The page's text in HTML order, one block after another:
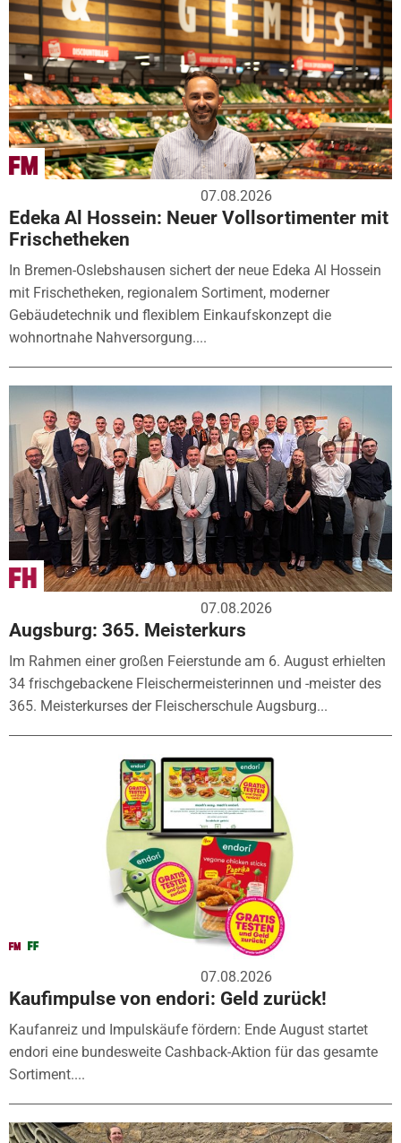
07.08.2026
Edeka Al Hossein: Neuer Vollsortimenter mit
Frischetheken
In Bremen-Oslebshausen sichert der neue Edeka Al Hossein
mit Frischetheken, regionalem Sortiment, moderner
Gebäudetechnik und flexiblem Einkaufskonzept die
wohnortnahe Nahversorgung....
07.08.2026
Augsburg: 365. Meisterkurs
Im Rahmen einer großen Feierstunde am 6. August erhielten
34 frischgebackene Fleischermeisterinnen und -meister des
365. Meisterkurses der Fleischerschule Augsburg...
07.08.2026
Kaufimpulse von endori: Geld zurück!
Kaufanreiz und Impulskäufe fördern: Ende August startet
endori eine bundesweite Cashback-Aktion für das gesamte
Sortiment....